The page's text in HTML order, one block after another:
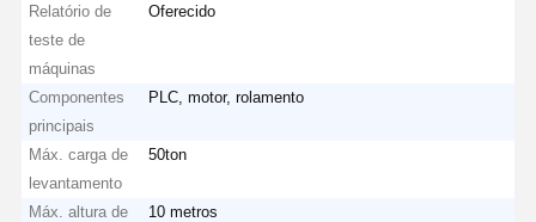
Qualidade
Conosco
Relatório de
teste de
máquinas
Oferecido
Componentes
principais
PLC, motor, rolamento
Máx. carga de
levantamento
50ton
Máx. altura de
10 metros